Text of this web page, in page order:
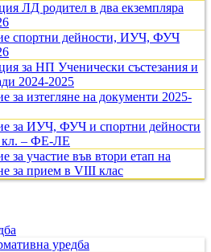
ЛД родител в два екземпляра
спортни дейности, ИУЧ, ФУЧ
за НП Ученически състезания и
2024-2025
за изтегляне на документи 2025-
за ИУЧ, ФУЧ и спортни дейности
кл. – ФЕ-ЛЕ
за участие във втори етап на
за прием в VIII клас
уредба